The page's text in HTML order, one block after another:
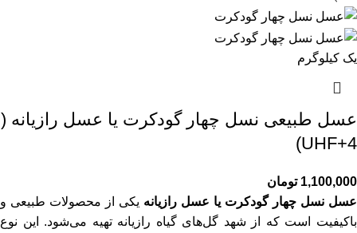
یک کیلوگرم
عسل طبیعی نسل چهار گودکرت یا عسل رازیانه (
UHF+4)
1,100,000 تومان
عسل نسل چهار گودکرت یا عسل رازیانه یکی از محصولات طبیعی و
باکیفیت است که از شهد گل‌های گیاه رازیانه تهیه می‌شود. این نوع